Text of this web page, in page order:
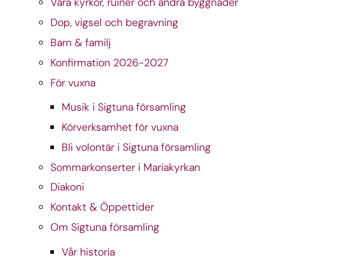
Dop, vigsel och begravning
Barn & familj
Konfirmation 2026-2027
För vuxna
Musik i Sigtuna församling
Körverksamhet för vuxna
Bli volontär i Sigtuna församling
Sommarkonserter i Mariakyrkan
Diakoni
Kontakt & Öppettider
Om Sigtuna församling
Vår historia